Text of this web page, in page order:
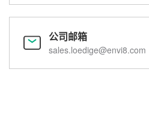
公司邮箱
sales.loedige@envi8.com